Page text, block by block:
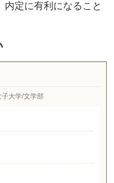
内定に有利になること
子大学/文学部